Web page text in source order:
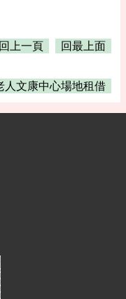
回上一頁 回最上面
人文康中心場地租借